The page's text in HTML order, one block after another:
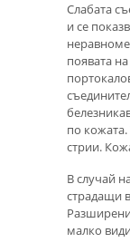
Слабата
и се
появата
по кожата.
стрии.
В случай
страдащи
малко